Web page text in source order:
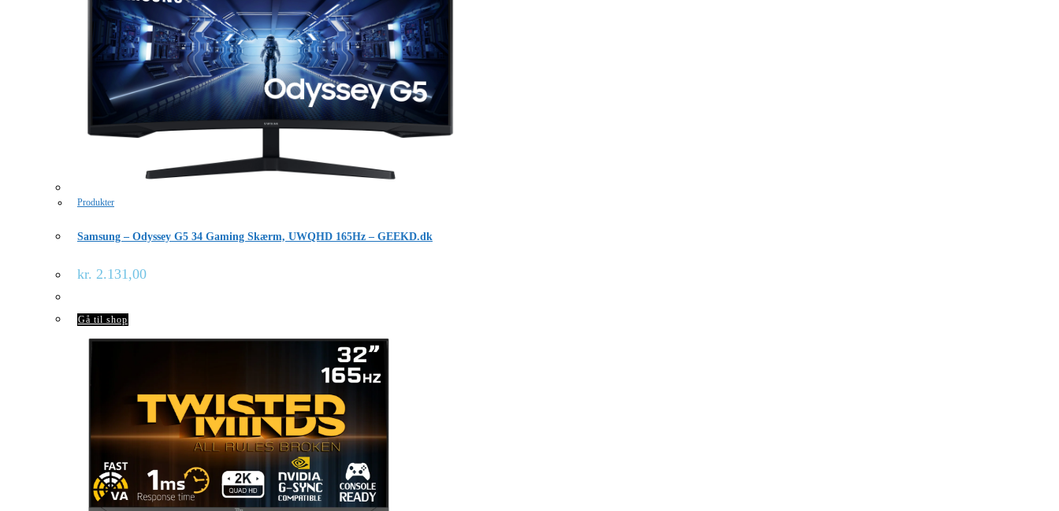
Produkter
Samsung – Odyssey G5 34 Gaming Skærm, UWQHD 165Hz – GEEKD.dk
kr. 2.131,00
Gå til shop